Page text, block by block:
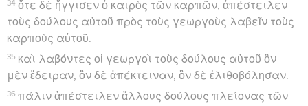
34 ὅτε δὲ ἤγγισεν ὁ καιρὸς τῶν καρπῶν, ἀπέστειλεν
τοὺς δούλους αὐτοῦ πρὸς τοὺς γεωργοὺς λαβεῖν τοὺς
καρποὺς αὐτοῦ.
35 καὶ λαβόντες οἱ γεωργοὶ τοὺς δούλους αὐτοῦ ὃν
μὲν ἔδειραν, ὃν δὲ ἀπέκτειναν, ὃν δὲ ἐλιθοβόλησαν.
36 πάλιν ἀπέστειλεν ἄλλους δούλους πλείονας τῶν